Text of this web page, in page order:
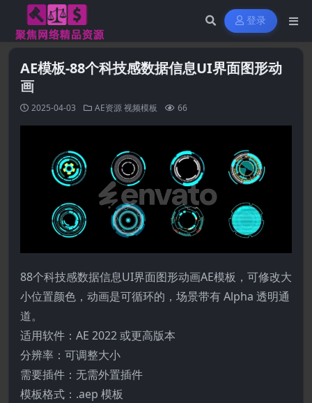
登录
AE模板-88个科技感数据信息UI界面图形动
画
2025-04-03 AE资源视频模板 66
88个科技感数据信息UI界面图形动画AE模板，可修改大
小位置颜色，动画是可循环的，场景带有 Alpha 透明通
道。
适用软件：AE 2022 或更高版本
分辨率：可调整大小
需要插件：无需外置插件
模板格式：.aep 模板